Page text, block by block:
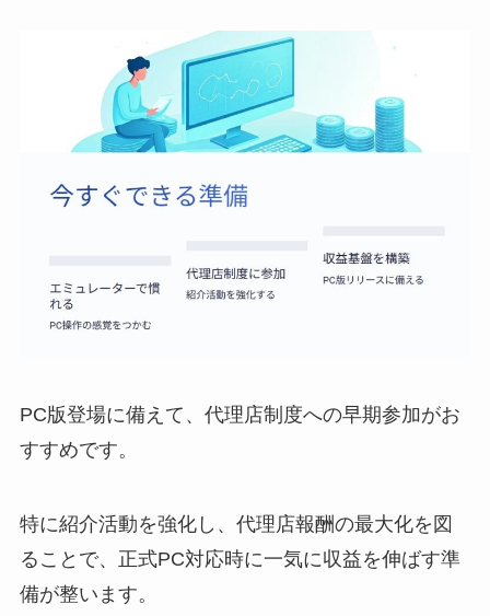
PC版登場に備えて、代理店制度への早期参加がお
すすめです。
特に紹介活動を強化し、代理店報酬の最大化を図
ることで、正式PC対応時に一気に収益を伸ばす準
備が整います。